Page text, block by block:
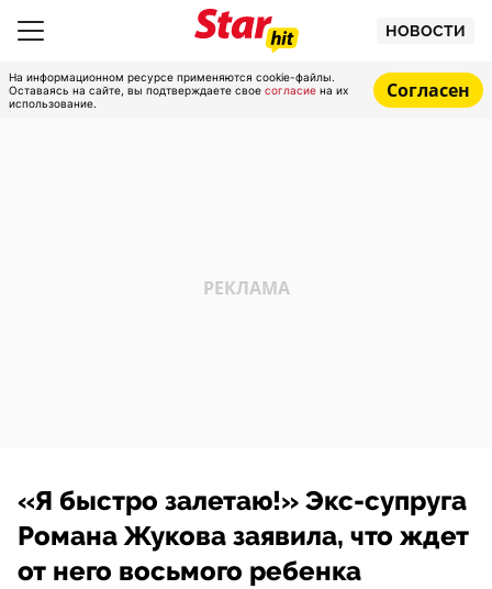
НОВОСТИ
На информационном ресурсе применяются cookie-файлы.
Оставаясь на сайте, вы подтверждаете свое согласие на их
использование.
Согласен
«Я быстро залетаю!» Экс-супруга
Романа Жукова заявила, что ждет
от него восьмого ребенка